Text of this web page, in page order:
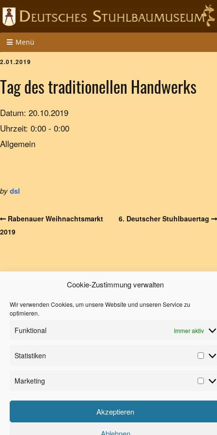
Cookie-Zustimmung verwalten
Wir verwenden Cookies, um unsere Website und unseren Service zu
optimieren.
Funktional Immer aktiv
Statistiken
Marketing
Akzeptieren
Menü
2.01.2019
Tag des traditionellen Handwerks
Datum: 20.10.2019
Uhrzeit: 0:00 - 0:00
Allgemein
bydsl
Rabenauer Weihnachtsmarkt
2019
6. Deutscher Stuhlbauertag
Deutsches Stuhlbaumuseum Rabenau/Sachsen · Lindenstraße 2 ·
01734 Rabenau · Tel. 0351/6413611 · Fax 0351/65260611 ·
Impressum Cookie-Richtlinien